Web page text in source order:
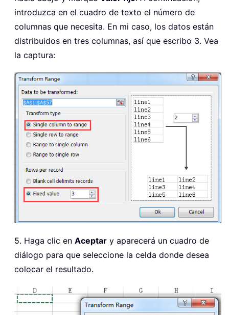
introduzca en el cuadro de texto el número de
columnas que necesita. En mi caso, los datos están
distribuidos en tres columnas, así que escribo 3. Vea
la captura:
5. Haga clic en Aceptar y aparecerá un cuadro de
diálogo para que seleccione la celda donde desea
colocar el resultado.